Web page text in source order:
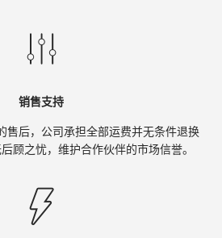
销售支持
售后，公司承担全部运费并无条件退换
顾之忧，维护合作伙伴的市场信誉。